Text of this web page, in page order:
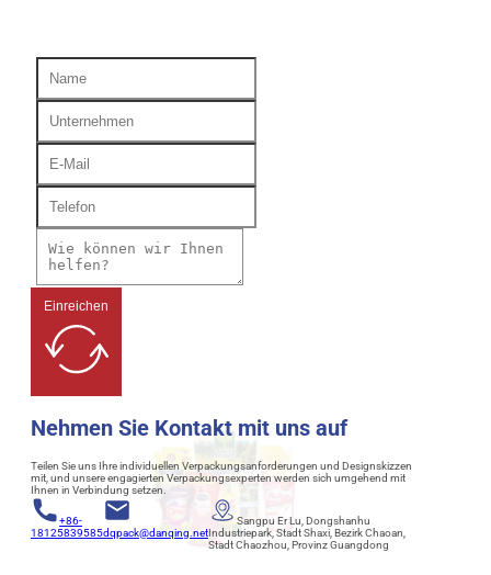
Einreichen
Nehmen Sie Kontakt mit uns auf
Teilen Sie uns Ihre individuellen Verpackungsanforderungen und Designskizzen
mit, und unsere engagierten Verpackungsexperten werden sich umgehend mit
Ihnen in Verbindung setzen.
+86-
18125839585dqpack@danqing.net
Sangpu Er Lu, Dongshanhu
Industriepark, Stadt Shaxi, Bezirk Chaoan,
Stadt Chaozhou, Provinz Guangdong